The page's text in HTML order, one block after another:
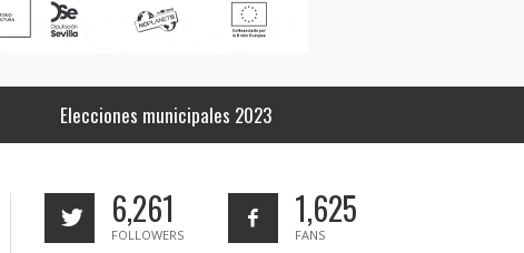
Elecciones municipales 2023
6,261
FOLLOWERS
1,625
FANS